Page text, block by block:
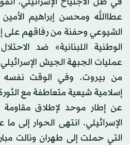
عطاالله ومحسن إبراهيم
الشيوعي وحفنة من رفاقهم على
الوطنية اللبنانية» ضد
عمليات الجبهة الجيش
إسلامية شيعية متعاطفة مع الثورة
عن إطار موحد لإطلاق مقاومة
الإسرائيلي. انتهى الحوار إلى
التي حملت إلى طهران ونالت